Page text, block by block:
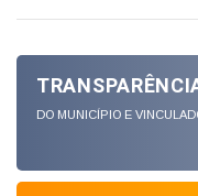
DO MUNICÍPIO E